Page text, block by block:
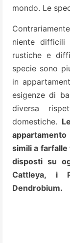
mondo. Le
niente difficili
rustiche e
specie sono
in
esigenze di
diversa
domestiche.
simili a
disposti su
Cattleya, i
Dendrobium.